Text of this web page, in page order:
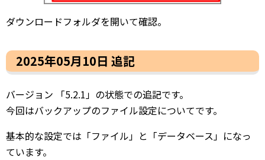
ダウンロードフォルダを開いて確認。
2025年05月10日 追記
バージョン 「5.2.1」の状態での追記です。
今回はバックアップのファイル設定についてです。
基本的な設定では「ファイル」と「データベース」になっ
ています。